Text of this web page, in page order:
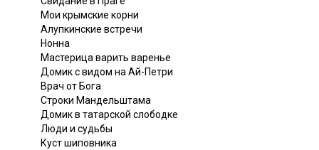
Мои крымские корни
Алупкинские встречи
Нонна
Мастерица варить варенье
Домик с видом на Ай-Петри
Врач от Бога
Строки Мандельштама
Домик в татарской слободке
Люди и судьбы
Куст шиповника